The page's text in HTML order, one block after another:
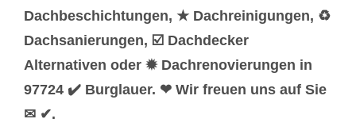
Dachbeschichtungen, ★ Dachreinigungen, ♻
Dachsanierungen, ☑️ Dachdecker
Alternativen oder ✹ Dachrenovierungen in
97724 ✔️ Burglauer. ❤ Wir freuen uns auf Sie
✉ ✔.